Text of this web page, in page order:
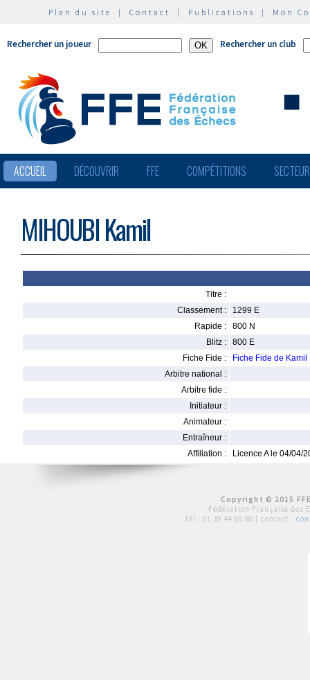
Plan du site | Contact | Publications | Mon
Rechercher un joueur Rechercher un club
ACCUEIL DÉCOUVRIR FFE COMPÉTITIONS
MIHOUBI Kamil
Titre :
Classement :
1299 E
Rapide :
800 N
Blitz :
800 E
Fiche Fide :
Fiche Fide de Kamil
Arbitre national :
Arbitre fide :
Initiateur :
Animateur :
Entraîneur :
Affiliation :
Licence A le 04/04/
Copyright © 2015
Fédération Française des
tél : 01 39 44 65 80 | contact :